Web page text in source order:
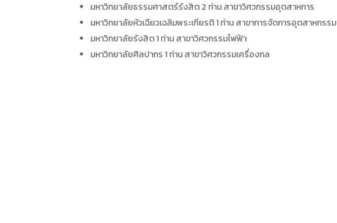
มหาวิทยาลัยธรรมศาสตร์รังสิต 2 ท่าน สาขาวิศวกรรมอุตสาหการ
มหาวิทยาลัยหัวเฉียวเฉลิมพระเกียรติ 1 ท่าน สาขาการจัดการอุตสาหกรรม
มหาวิทยาลัยรังสิต 1 ท่าน สาขาวิศวกรรมไฟฟ้า
มหาวิทยาลัยศิลปากร 1 ท่าน สาขาวิศวกรรมเครื่องกล